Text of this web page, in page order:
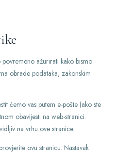
ažurirati kako bismo
obrade podataka, zakonskim
ćemo vas putem e-pošte (ako ste
obavijesti na web-stranici.
na vrhu ove stranice.
ovu stranicu. Nastavak